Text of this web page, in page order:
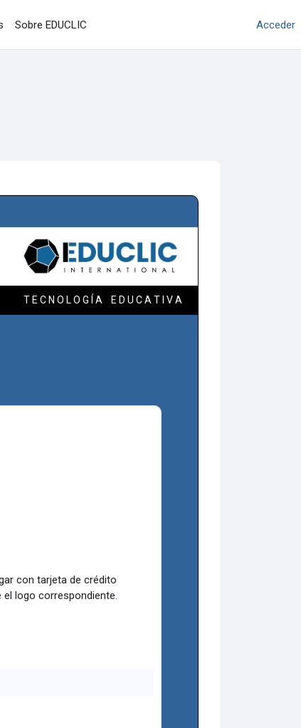
Sobre EDUCLIC Acceder
T E C N O L O G Í A E D U C A T I V A
con tarjeta de crédito
logo correspondiente.